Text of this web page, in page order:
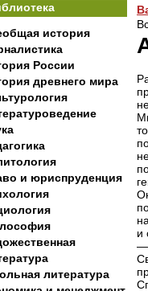
история
России
древнего мира
и юриспруденция
литература
и
—